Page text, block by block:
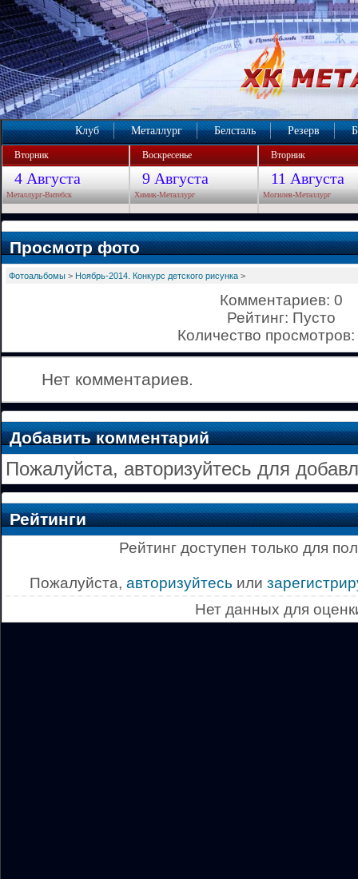
Клуб Металлург Белсталь Резерв
Вторник Воскресенье Вторник
4 Августа 9 Августа 11 Августа
Металлург-Витебск Химик-Металлург Могилев-Металлург
Просмотр фото
Фотоальбомы > Ноябрь-2014. Конкурс детского рисунка >
Комментариев: 0
Рейтинг: Пусто
Количество
Нет комментариев.
Добавить комментарий
Пожалуйста, авторизуйтесь для
Рейтинги
Рейтинг доступен только для
Пожалуйста, авторизуйтесь или
Нет данных для